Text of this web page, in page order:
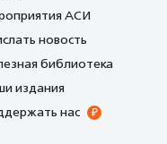
АСИ
новость
библиотека
издания
нас